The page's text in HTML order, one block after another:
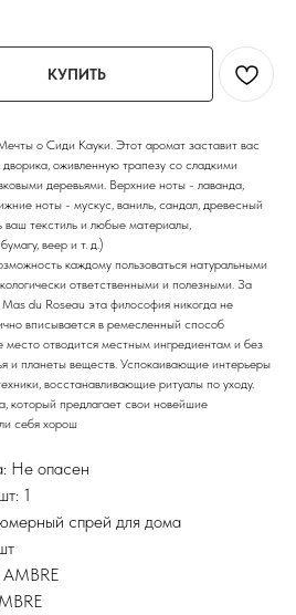
КУПИТЬ
о Сиди Кауки. Этот аромат заставит вас
оживленную трапезу со сладкими
деревьями. Верхние ноты - лаванда,
ноты - мускус, ваниль, сандал, древесный
ваш текстиль и любые материалы,
веер и т. д.)
каждому пользоваться натуральными
ответственными и полезными. За
du Roseau эта философия никогда не
вписывается в ремесленный способ
место отводится местным ингредиентам и без
и планеты веществ. Успокаивающие интерьеры
восстанавливающие ритуалы по уходу.
который предлагает свои новейшие
себя хорош
Не опасен
1
спрей для дома